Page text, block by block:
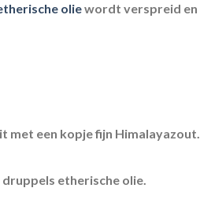
oliewordt verspreid en
met een kopje fijn Himalayazout.
etherische olie.